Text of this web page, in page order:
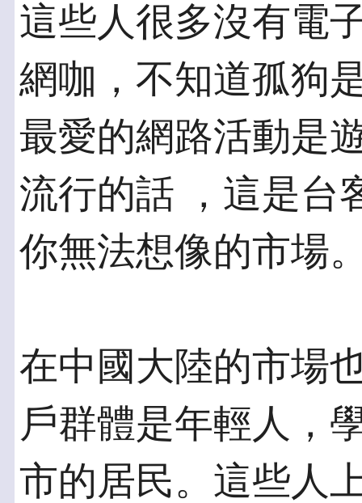
這些人很多沒有電
網咖，不知道孤狗
最愛的網路活動是
流行的話 ，這是台
你無法想像的市場
在中國大陸的市場
戶群體是年輕人，
市的居民。這些人